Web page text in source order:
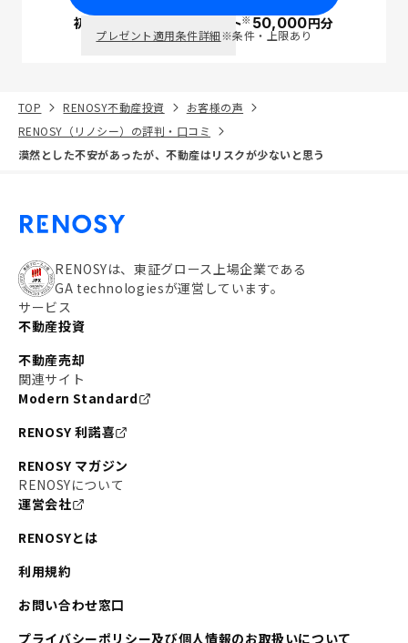
初回面談で ポイント※50,000円分
プレゼント適用条件詳細※条件・上限あり
TOP RENOSY不動産投資
お客様の声
RENOSY（リノシー）の評判・口コミ
漠然とした不安があったが、不動産はリスクが少ないと思う
RENOSYは、東証グロース上場企業である
GA technologiesが運営しています。
サービス
不動産投資
不動産売却
関連サイト
Modern Standard
RENOSY 利諾喜
RENOSY マガジン
RENOSYについて
運営会社
RENOSYとは
利用規約
お問い合わせ窓口
プライバシーポリシー及び個人情報のお取扱いについて